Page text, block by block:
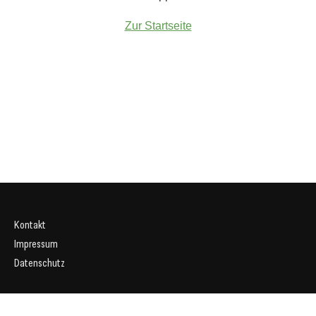
Zur Startseite
Kontakt
Impressum
Datenschutz